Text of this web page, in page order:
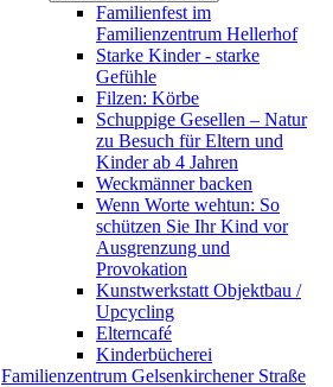
Familienfest im
Familienzentrum Hellerhof
Starke Kinder - starke
Gefühle
Filzen: Körbe
Schuppige Gesellen – Natur
zu Besuch für Eltern und
Kinder ab 4 Jahren
Weckmänner backen
Wenn Worte wehtun: So
schützen Sie Ihr Kind vor
Ausgrenzung und
Provokation
Kunstwerkstatt Objektbau /
Upcycling
Elterncafé
Kinderbücherei
Familienzentrum Gelsenkirchener Straße